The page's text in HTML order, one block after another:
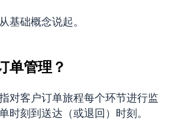
基础概念说起。
单管理？
对客户订单旅程每个环节进行监
时刻到送达（或退回）时刻。